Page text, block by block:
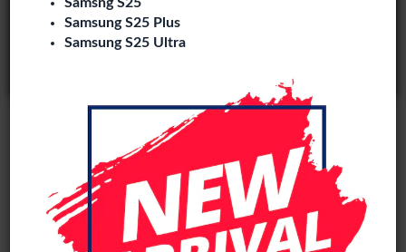
Service PackSamsung S25 Plus
Samsung S25 Ultra